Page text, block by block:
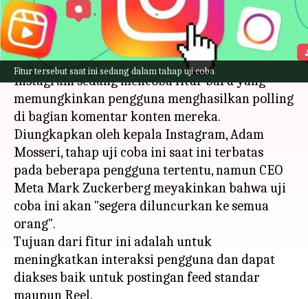
Fitur tersebut saat ini sedang dalam tahap uji coba
menulis Handoko Oct 25, 2023 11:49 am
Apa ceritanya
Instagram sedang mencoba fitur baru yang
memungkinkan pengguna menghasilkan polling
di bagian komentar konten mereka.
Diungkapkan oleh kepala Instagram, Adam
Mosseri, tahap uji coba ini saat ini terbatas
pada beberapa pengguna tertentu, namun CEO
Meta Mark Zuckerberg meyakinkan bahwa uji
coba ini akan "segera diluncurkan ke semua
orang".
Tujuan dari fitur ini adalah untuk
meningkatkan interaksi pengguna dan dapat
diakses baik untuk postingan feed standar